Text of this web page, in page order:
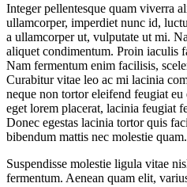
Integer pellentesque quam viverra
ullamcorper, imperdiet nunc id,
a ullamcorper ut, vulputate ut mi.
aliquet condimentum. Proin iaculis
Nam fermentum enim facilisis,
Curabitur vitae leo ac mi lacinia
neque non tortor eleifend feugiat
eget lorem placerat, lacinia feugiat
Donec egestas lacinia tortor quis
bibendum mattis nec molestie quam.
Suspendisse molestie ligula vitae
fermentum. Aenean quam elit,